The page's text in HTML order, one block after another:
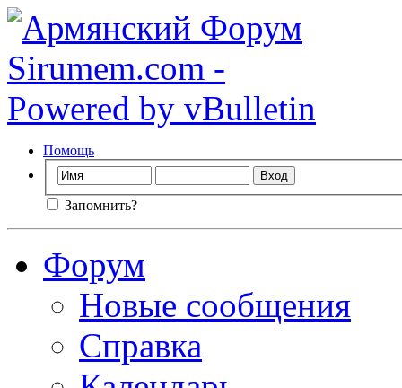
Помощь
Запомнить?
Форум
Новые сообщения
Справка